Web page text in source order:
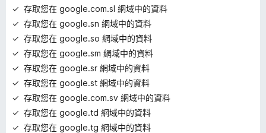
存取您在 google.com.sl 網域中的資料
存取您在 google.sn 網域中的資料
存取您在 google.so 網域中的資料
存取您在 google.sm 網域中的資料
存取您在 google.sr 網域中的資料
存取您在 google.st 網域中的資料
存取您在 google.com.sv 網域中的資料
存取您在 google.td 網域中的資料
存取您在 google.tg 網域中的資料